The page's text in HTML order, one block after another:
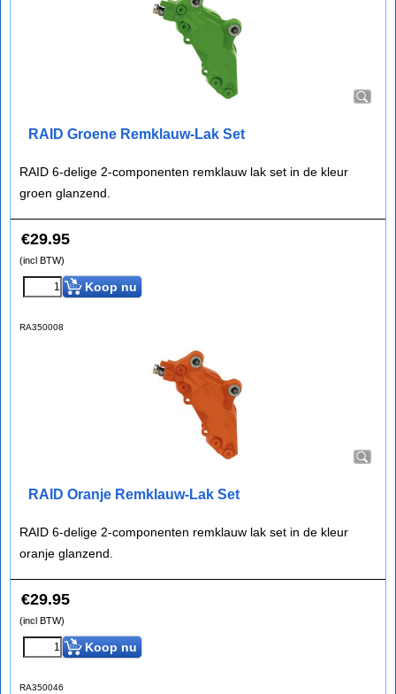
RAID Groene Remklauw-Lak Set
RAID 6-delige 2-componenten remklauw lak set in de kleur
groen glanzend.
€29.95
(incl BTW)
Koop nu
RA350008
RAID Oranje Remklauw-Lak Set
RAID 6-delige 2-componenten remklauw lak set in de kleur
oranje glanzend.
€29.95
(incl BTW)
Koop nu
RA350046